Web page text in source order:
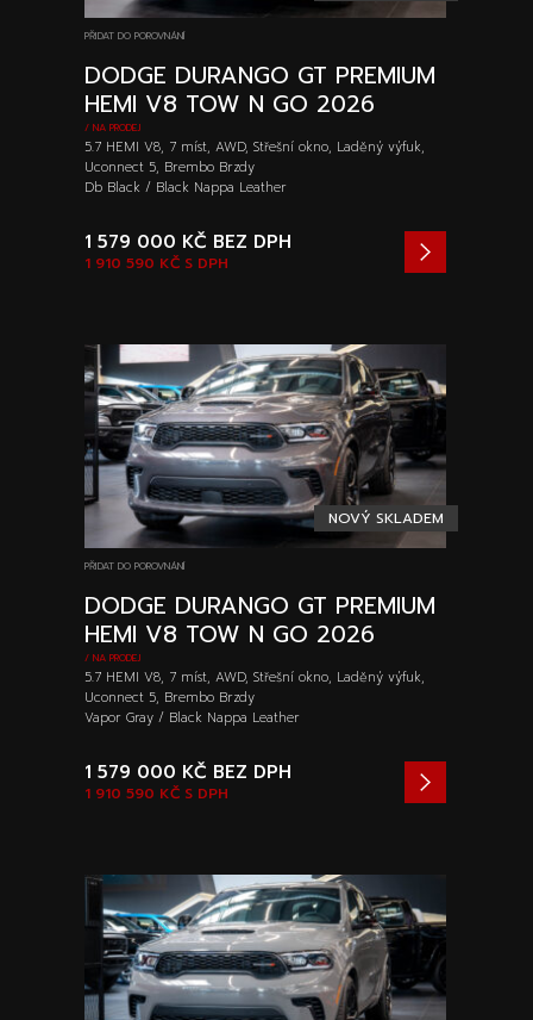
PŘIDAT DO POROVNÁNÍ
DODGE DURANGO GT PREMIUM
HEMI V8 TOW N GO 2026
/ NA PRODEJ
5.7 HEMI V8, 7 míst, AWD, Střešní okno, Laděný výfuk,
Uconnect 5, Brembo Brzdy
Db Black / Black Nappa Leather
1 910 590 KČ S DPH
1 579 000 KČ BEZ DPH
NOVÝ SKLADEM
PŘIDAT DO POROVNÁNÍ
DODGE DURANGO GT PREMIUM
HEMI V8 TOW N GO 2026
/ NA PRODEJ
5.7 HEMI V8, 7 míst, AWD, Střešní okno, Laděný výfuk,
Uconnect 5, Brembo Brzdy
Vapor Gray / Black Nappa Leather
1 910 590 KČ S DPH
1 579 000 KČ BEZ DPH